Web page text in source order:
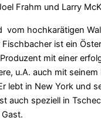
Frahm und Larry
vom hochkarätigen
Fischbacher ist ein
mit einer
u.A. auch mit
lebt in New York und
auch speziell in